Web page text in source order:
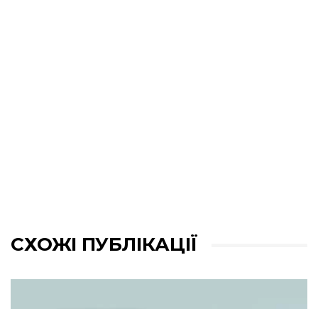
СХОЖІ ПУБЛІКАЦІЇ